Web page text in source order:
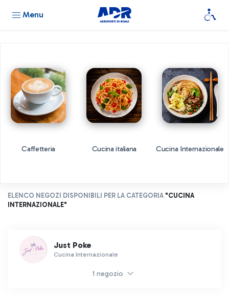
Menu
Caffetteria Cucina italiana Cucina Internazionale
ELENCO NEGOZI DISPONIBILI PER LA CATEGORIA "CUCINA
INTERNAZIONALE"
Just Poke
Cucina Internazionale
1 negozio